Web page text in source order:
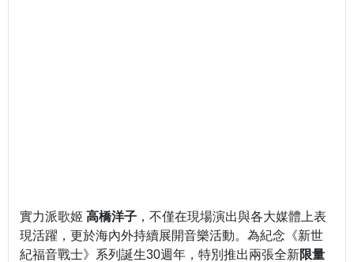
實力派歌姬 高橋洋子 ，不僅在現場演出與各大媒體上表
現活躍，更於海內外持續展開音樂活動。為紀念《新世
紀福音戰士》系列誕生30週年，特別推出兩張全新限量